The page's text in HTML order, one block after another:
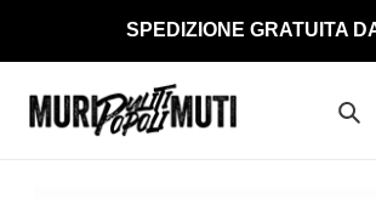
ai
contenuti
SPEDIZIONE GRATUITA